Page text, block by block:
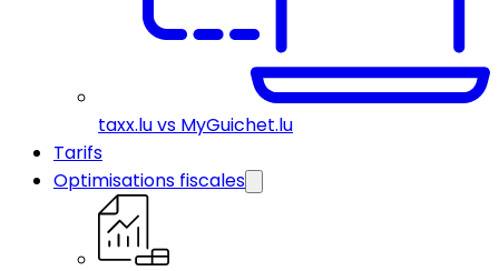
taxx.lu vs MyGuichet.lu
Tarifs
Optimisations fiscales